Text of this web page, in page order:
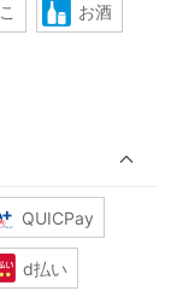
お酒
QUICPay
d払い